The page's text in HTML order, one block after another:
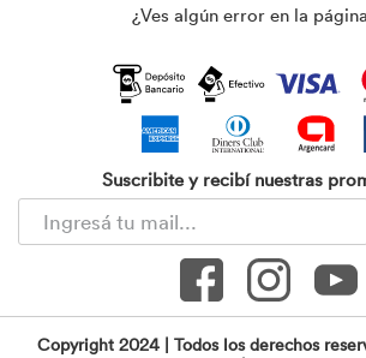
¿Ves algún error en la
Suscribite y recibí nuestras
Copyright 2024 | Todos los derechos